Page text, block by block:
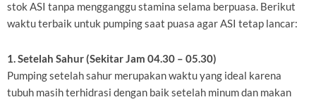
stok ASI tanpa mengganggu stamina selama berpuasa. Berikut
waktu terbaik untuk pumping saat puasa agar ASI tetap lancar:
1. Setelah Sahur (Sekitar Jam 04.30 – 05.30)
Pumping setelah sahur merupakan waktu yang ideal karena
tubuh masih terhidrasi dengan baik setelah minum dan makan